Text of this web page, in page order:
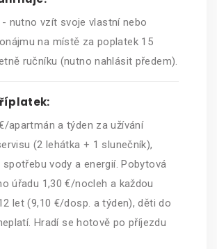
nutno vzít svoje vlastní nebo
na místě za poplatek 15
ručníku (nutno nahlásit předem).
apartmán a týden za užívání
(2 lehátka + 1 slunečník),
vody a energií. Pobytová
úřadu 1,30 €/nocleh a každou
let (9,10 €/dosp. a týden), děti do
Hradí se hotově po příjezdu